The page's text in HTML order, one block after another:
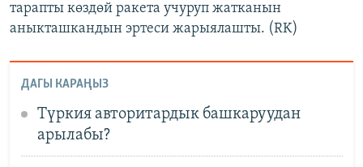
тарапты көздөй ракета учуруп жатканын
аныкташкандын эртеси жарыялашты. (RK)
ДАГЫ КАРАҢЫЗ
Түркия авторитардык башкаруудан
арылабы?